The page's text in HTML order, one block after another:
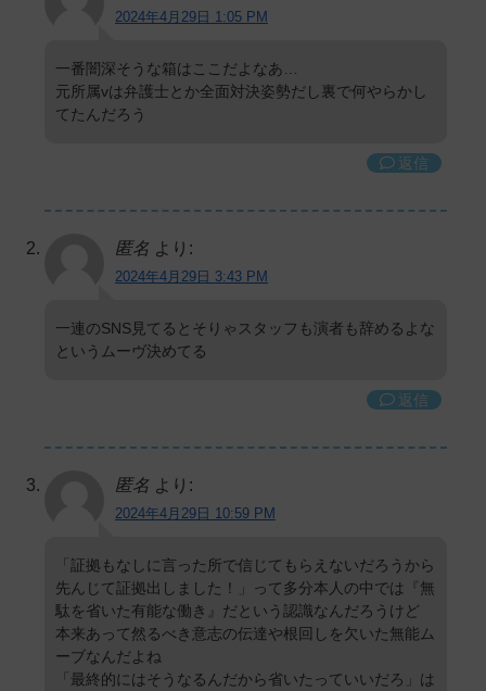
2024年4月29日 1:05 PM
一番闇深そうな箱はここだよなあ…
元所属vは弁護士とか全面対決姿勢だし裏で何やらかし
てたんだろう
返信
匿名 より:
2024年4月29日 3:43 PM
一連のSNS見てるとそりゃスタッフも演者も辞めるよな
というムーヴ決めてる
返信
匿名 より:
2024年4月29日 10:59 PM
「証拠もなしに言った所で信じてもらえないだろうから
先んじて証拠出しました！」って多分本人の中では『無
駄を省いた有能な働き』だという認識なんだろうけど
本来あって然るべき意志の伝達や根回しを欠いた無能ム
ーブなんだよね
「最終的にはそうなるんだから省いたっていいだろ」は